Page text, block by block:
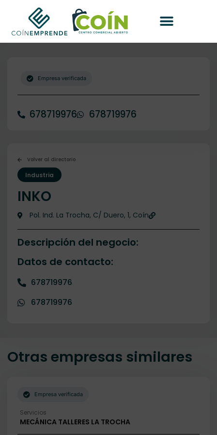
Volver al directorio
Industria
INKO
Pol. Ind. La Trocha, C/ Duero, 1, Coín
Descripción del negocio:
Datos de contacto:
678719976
678719976
Empresa verificada
678719976 678719976
Otras empresas similares
Servicios
MECÁNICA TALLERES LA TROCHA
Empresa verificada